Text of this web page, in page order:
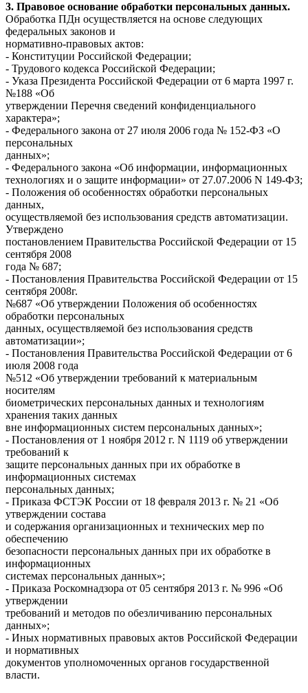
3. Правовое основание обработки персональных данных.
Обработка ПДн осуществляется на основе следующих
федеральных законов и
нормативно-правовых актов:
- Конституции Российской Федерации;
- Трудового кодекса Российской Федерации;
- Указа Президента Российской Федерации от 6 марта 1997 г.
№188 «Об
утверждении Перечня сведений конфиденциального
характера»;
- Федерального закона от 27 июля 2006 года № 152-ФЗ «О
персональных
данных»;
- Федерального закона «Об информации, информационных
технологиях и о защите информации» от 27.07.2006 N 149-ФЗ;
- Положения об особенностях обработки персональных
данных,
осуществляемой без использования средств автоматизации.
Утверждено
постановлением Правительства Российской Федерации от 15
сентября 2008
года № 687;
- Постановления Правительства Российской Федерации от 15
сентября 2008г.
№687 «Об утверждении Положения об особенностях
обработки персональных
данных, осуществляемой без использования средств
автоматизации»;
- Постановления Правительства Российской Федерации от 6
июля 2008 года
№512 «Об утверждении требований к материальным
носителям
биометрических персональных данных и технологиям
хранения таких данных
вне информационных систем персональных данных»;
- Постановления от 1 ноября 2012 г. N 1119 об утверждении
требований к
защите персональных данных при их обработке в
информационных системах
персональных данных;
- Приказа ФСТЭК России от 18 февраля 2013 г. № 21 «Об
утверждении состава
и содержания организационных и технических мер по
обеспечению
безопасности персональных данных при их обработке в
информационных
системах персональных данных»;
- Приказа Роскомнадзора от 05 сентября 2013 г. № 996 «Об
утверждении
требований и методов по обезличиванию персональных
данных»;
- Иных нормативных правовых актов Российской Федерации
и нормативных
документов уполномоченных органов государственной
власти.